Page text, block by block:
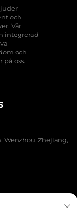
och
Vår
integrerad
och
på oss.
Wenzhou, Zhejiang,